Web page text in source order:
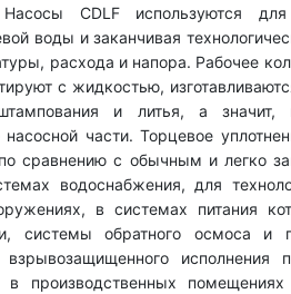
CDLF используются для
воды и заканчивая
расхода и напора. Рабочее
с жидкостью,
и литья, а значит,
насосной части. Торцевое
сравнению с обычным и легко
водоснабжения, для
в системах питания
системы обратного осмоса и
взрывозащищенного исполнения
в производственных помещениях